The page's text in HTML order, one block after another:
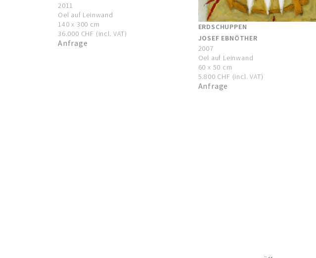
2011
Oel auf Leinwand
140 x 300 cm
36.000 CHF (incl. VAT)
Anfrage
ERDSCHUPPEN
JOSEF EBNÖTHER
2007
Oel auf Leinwand
60 x 50 cm
5.800 CHF (incl. VAT)
Anfrage